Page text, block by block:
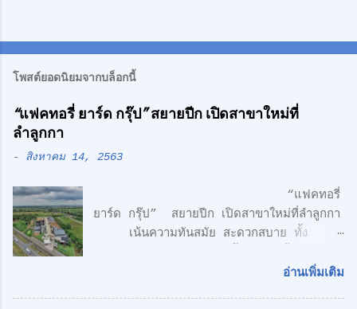
โพสต์ยอดนิยมจากบล็อกนี้
“แฟคทอรี่ ยาร์ด กรุ๊ป” สยายปีก เปิดสาขาใหม่ที่
ลำลูกกา
- สิงหาคม 14, 2563
“แฟคทอรี่
ยาร์ด กรุ๊ป” สยายปีก เปิดสาขาใหม่ที่ลำลูกกา
เน้นความทันสมัย สะดวกสบาย ทั้ง
สไตล์ Modern Loft แฟคทอรี่ ยาร์ด กรุ๊ป
อ่านเพิ่มเติม